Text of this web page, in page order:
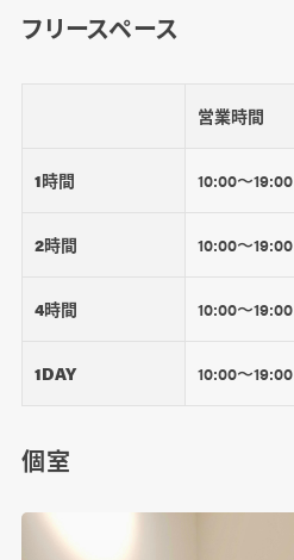
フリースペース
営業時間
1時間 10:00〜19:00
2時間 10:00〜19:00
4時間 10:00〜19:00
1DAY 10:00〜19:00
個室